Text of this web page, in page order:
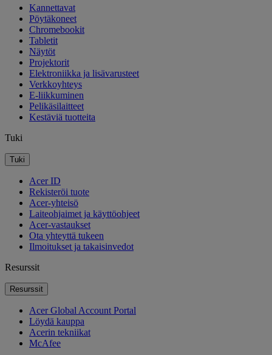
Kannettavat
Pöytäkoneet
Chromebookit
Tabletit
Näytöt
Projektorit
Elektroniikka ja lisävarusteet
Verkkoyhteys
E-liikkuminen
Pelikäsilaitteet
Kestäviä tuotteita
Tuki
Tuki
Acer ID
Rekisteröi tuote
Acer-yhteisö
Laiteohjaimet ja käyttöohjeet
Acer-vastaukset
Ota yhteyttä tukeen
Ilmoitukset ja takaisinvedot
Resurssit
Resurssit
Acer Global Account Portal
Löydä kauppa
Acerin tekniikat
McAfee